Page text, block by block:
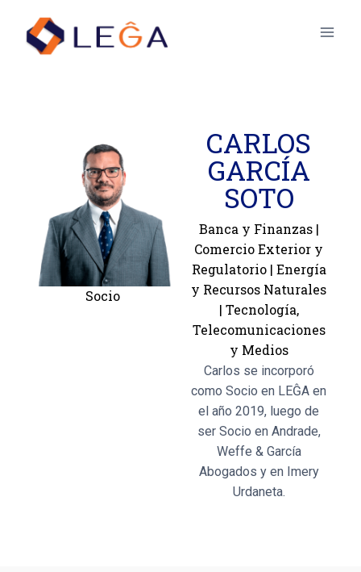
Socio
CARLOS
GARCÍA
SOTO
Banca y Finanzas|
Comercio Exterior y
Regulatorio| Energía
y Recursos Naturales
| Tecnología,
Telecomunicaciones
y Medios
Carlos se incorporó
como Socio en LEĜA en
el año 2019, luego de
ser Socio en Andrade,
Weffe & García
Abogados y en Imery
Urdaneta.